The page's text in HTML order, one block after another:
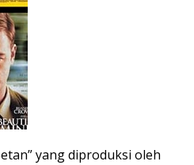
yang diproduksi oleh